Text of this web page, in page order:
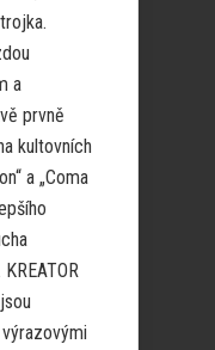
a
prvně
kultovních
a „Coma